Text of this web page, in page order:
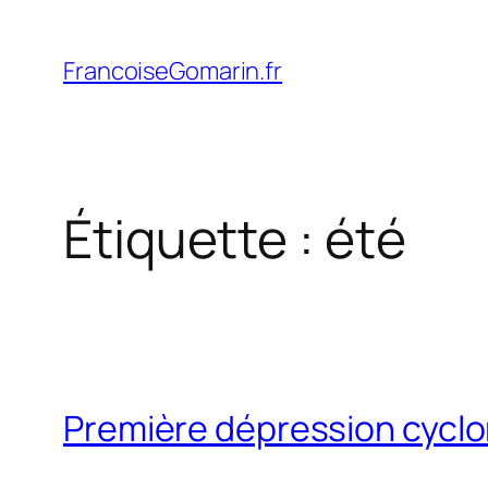
contenu
FrancoiseGomarin.fr
Étiquette : été
Première dépression